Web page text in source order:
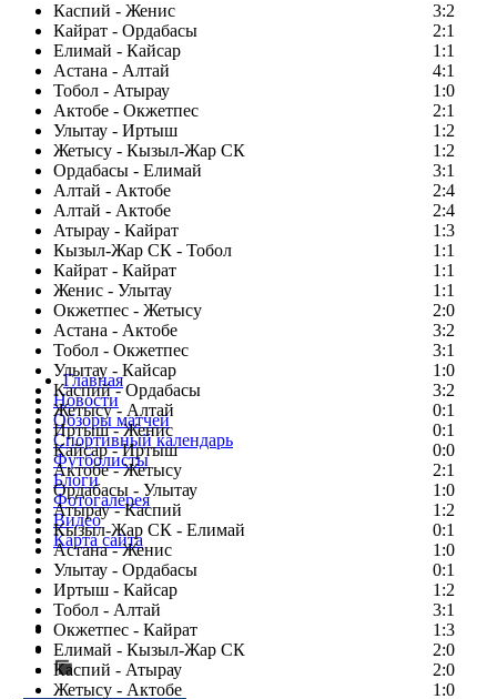
Каспий - Женис
3:2
Кайрат - Ордабасы
2:1
Елимай - Кайсар
1:1
Астана - Алтай
4:1
Тобол - Атырау
1:0
Актобе - Окжетпес
2:1
Улытау - Иртыш
1:2
Жетысу - Кызыл-Жар СК
1:2
Ордабасы - Елимай
3:1
Алтай - Актобе
2:4
Алтай - Актобе
2:4
Атырау - Кайрат
1:3
Кызыл-Жар СК - Тобол
1:1
Кайрат - Кайрат
1:1
Женис - Улытау
1:1
Окжетпес - Жетысу
2:0
Астана - Актобе
3:2
Тобол - Окжетпес
3:1
Улытау - Кайсар
1:0
Каспий - Ордабасы
3:2
Жетысу - Алтай
0:1
Иртыш - Женис
0:1
Кайсар - Иртыш
0:0
Актобе - Жетысу
2:1
Ордабасы - Улытау
1:0
Атырау - Каспий
1:2
Кызыл-Жар СК - Елимай
0:1
Астана - Женис
1:0
Улытау - Ордабасы
0:1
Иртыш - Кайсар
1:2
Тобол - Алтай
3:1
Окжетпес - Кайрат
1:3
Елимай - Кызыл-Жар СК
2:0
Каспий - Атырау
2:0
Жетысу - Актобе
1:0
Главная
Новости
Обзоры матчей
Спортивный календарь
Футболисты
Блоги
Фотогалерея
Видео
Карта сайта
Есть идея?
Сообщить о мероприятии
Перейти на старый сайт